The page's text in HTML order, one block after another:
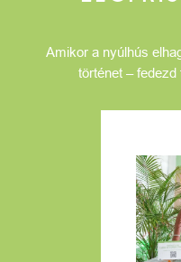
Amikor a nyúlhús
történet –